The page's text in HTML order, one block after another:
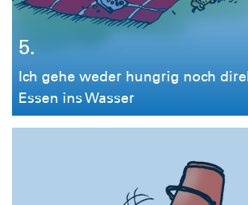
5.
Ich gehe weder hungrig noch
Essen ins Wasser